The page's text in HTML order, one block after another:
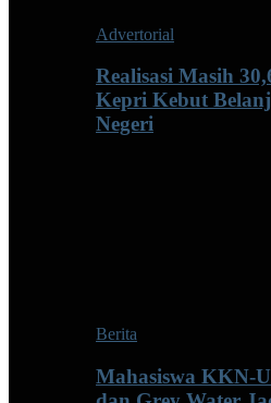
Advertorial
Realisasi Masih
Kepri Kebut
Negeri
Berita
Mahasiswa KKN-